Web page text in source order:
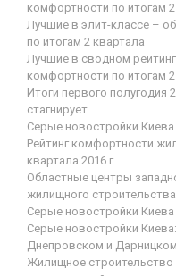
комфортности по итогам
Лучшие в элит-классе –
по итогам 2 квартала
Лучшие в сводном
комфортности по итогам
Итоги первого полугодия
стагнирует
Серые новостройки Киева
Рейтинг комфортности
квартала 2016 г.
Областные центры
жилищного
Серые новостройки
Серые новостройки
Днепровском и
Жилищное строительство